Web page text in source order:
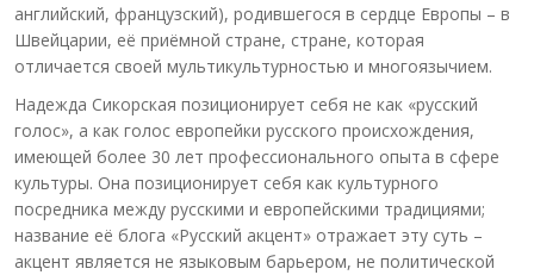
английский, французский), родившегося в сердце Европы – в
Швейцарии, её приёмной стране, стране, которая
отличается своей мультикультурностью и многоязычием.
Надежда Сикорская позиционирует себя не как «русский
голос», а как голос европейки русского происхождения,
имеющей более 30 лет профессионального опыта в сфере
культуры. Она позиционирует себя как культурного
посредника между русскими и европейскими традициями;
название её блога «Русский акцент» отражает эту суть –
акцент является не языковым барьером, не политической